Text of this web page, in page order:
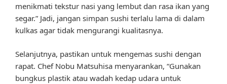
menikmati tekstur nasi yang lembut dan rasa ikan yang
segar.” Jadi, jangan simpan sushi terlalu lama di dalam
kulkas agar tidak mengurangi kualitasnya.
Selanjutnya, pastikan untuk mengemas sushi dengan
rapat. Chef Nobu Matsuhisa menyarankan, “Gunakan
bungkus plastik atau wadah kedap udara untuk